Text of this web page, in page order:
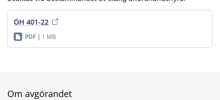
ÖH 401-22
PDF 1 MB
Om avgörandet